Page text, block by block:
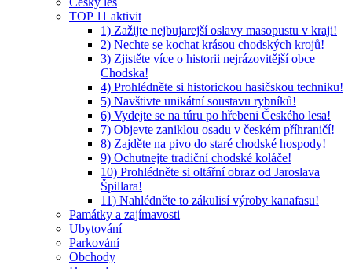
TOP 11 aktivit
1) Zažijte nejbujarejší oslavy masopustu v kraji!
2) Nechte se kochat krásou chodských krojů!
3) Zjistěte více o historii nejrázovitější obce
Chodska!
4) Prohlédněte si historickou hasičskou techniku!
5) Navštivte unikátní soustavu rybníků!
6) Vydejte se na túru po hřebeni Českého lesa!
7) Objevte zaniklou osadu v českém příhraničí!
8) Zajděte na pivo do staré chodské hospody!
9) Ochutnejte tradiční chodské koláče!
10) Prohlédněte si oltářní obraz od Jaroslava
Špillara!
11) Nahlédněte to zákulisí výroby kanafasu!
Památky a zajímavosti
Ubytování
Parkování
Obchody